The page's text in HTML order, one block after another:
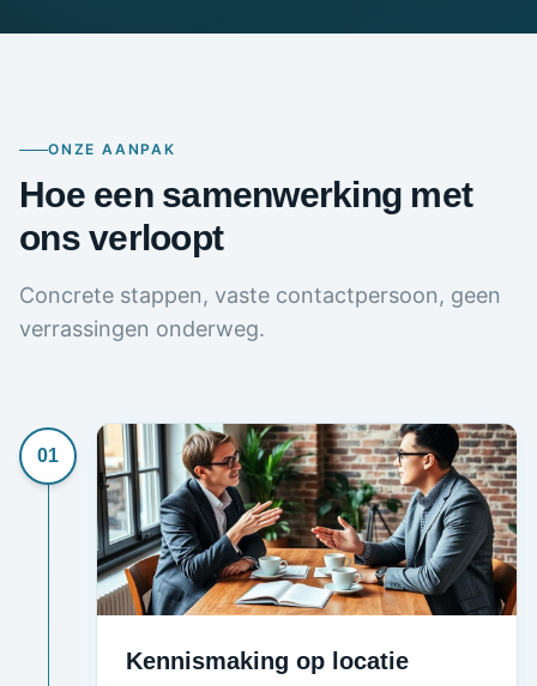
ONZE AANPAK
Hoe een samenwerking met
ons verloopt
Concrete stappen, vaste contactpersoon, geen
verrassingen onderweg.
01
Kennismaking op locatie